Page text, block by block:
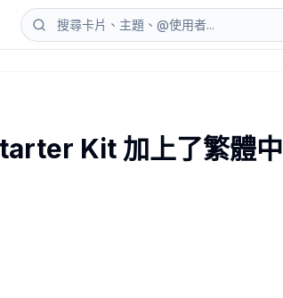
直很喜歡台灣，所以這次特別幫自己的開
agent 使用的 prompt-first starter kit。
+ Feedback + Memory +
合 AI agent 工作。
Kit 加上了繁體中